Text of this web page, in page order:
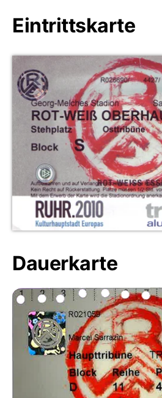
Eintrittskarte
Dauerkarte